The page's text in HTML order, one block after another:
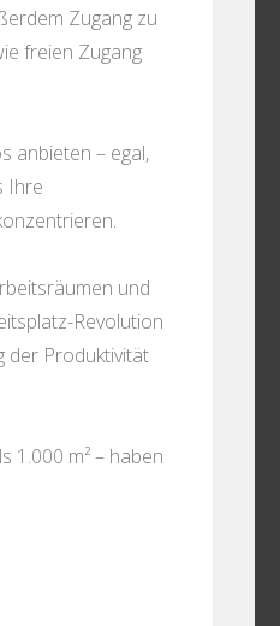
Zugang zu
freien Zugang
anbieten – egal,
Ihre
und
Revolution
der Produktivität
1.000 m² – haben